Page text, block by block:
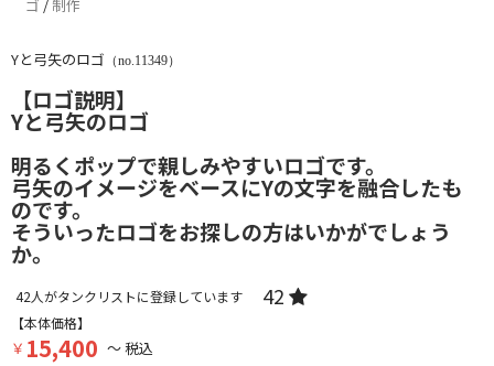
ゴ / 制作
Yと弓矢のロゴ （no.11349）
【ロゴ説明】
Yと弓矢のロゴ
明るくポップで親しみやすいロゴです。
弓矢のイメージをベースにYの文字を融合したも
のです。
そういったロゴをお探しの方はいかがでしょう
か。
42人がタンクリストに登録しています 42
【本体価格】
￥ 15,400 ～ 税込